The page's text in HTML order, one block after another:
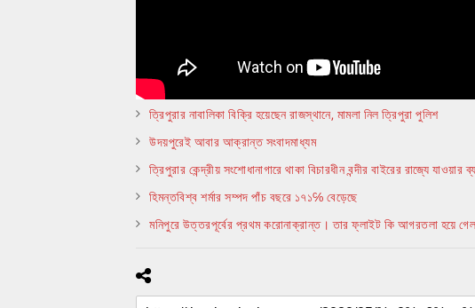
ত্রিপুরার নাবালিকা বিক্রি হয়েছেন রাজস্থানে, মামলা নিল ত্রিপুরা পুলিশ
উদয়পুরেই আবার আক্রান্ত সংবাদমাধ্যম
ত্রিপুরার কেন্দ্রীয় সংশোধানাগারে থাকা বিচারধীন বন্দীর বাইরের রাজ্যে
হিমন্তবিশ্ব শর্মার সম্পদ পাঁচ বছরে ১৭১℅ বেড়েছে
মনিপুরে উত্তরপূর্বের প্রথম করোনাক্রান্ত। তার ফ্লাইট কি আগরতলা হয়ে